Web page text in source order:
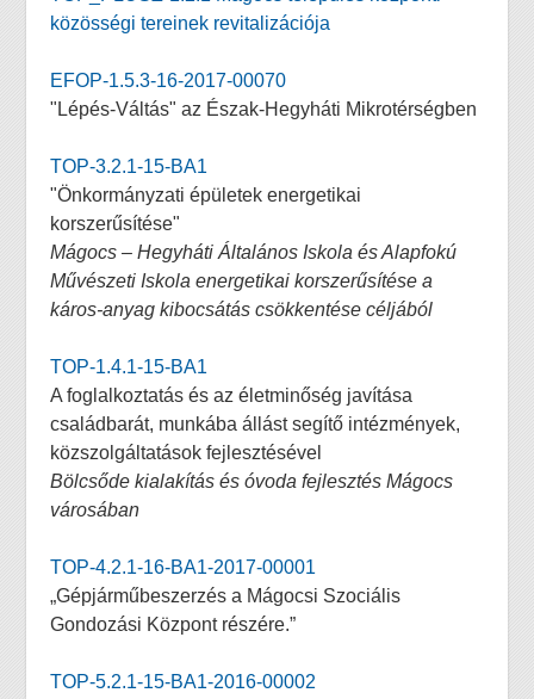
közösségi tereinek revitalizációja
EFOP-1.5.3-16-2017-00070
"Lépés-Váltás" az Észak-Hegyháti Mikrotérségben
TOP-3.2.1-15-BA1
"Önkormányzati épületek energetikai
korszerűsítése"
Mágocs – Hegyháti Általános Iskola és Alapfokú
Művészeti Iskola energetikai korszerűsítése a
káros-anyag kibocsátás csökkentése céljából
TOP-1.4.1-15-BA1
A foglalkoztatás és az életminőség javítása
családbarát, munkába állást segítő intézmények,
közszolgáltatások fejlesztésével
Bölcsőde kialakítás és óvoda fejlesztés Mágocs
városában
TOP-4.2.1-16-BA1-2017-00001
„Gépjárműbeszerzés a Mágocsi Szociális
Gondozási Központ részére.”
TOP-5.2.1-15-BA1-2016-00002